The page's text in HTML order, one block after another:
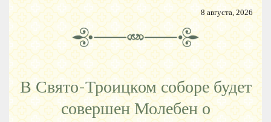
8 августа, 2026
В Свято-Троицком соборе будет
совершен Молебен о